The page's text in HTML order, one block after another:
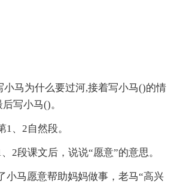
小马为什么要过河,接着写小马()的情
写小马()。
1、2自然段。
、2段课文后，说说“愿意”的意思。
小马愿意帮助妈妈做事，老马“高兴